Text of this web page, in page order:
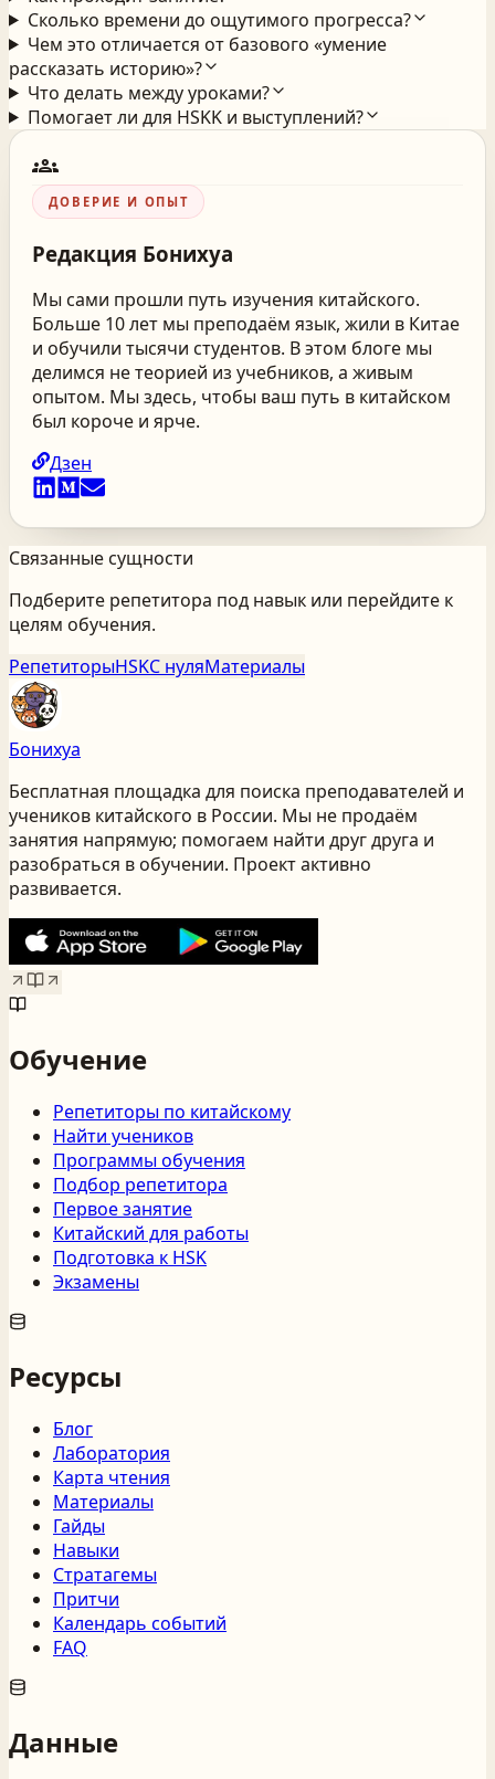
Сколько времени до ощутимого прогресса?
Чем это отличается от базового «умение
рассказать историю»?
Что делать между уроками?
Помогает ли для HSKK и выступлений?
groups
ДОВЕРИЕ И ОПЫТ
Редакция Бонихуа
Мы сами прошли путь изучения китайского.
Больше 10 лет мы преподаём язык, жили в Китае
и обучили тысячи студентов. В этом блоге мы
делимся не теорией из учебников, а живым
опытом. Мы здесь, чтобы ваш путь в китайском
был короче и ярче.
Дзен
Связанные сущности
Подберите репетитора под навык или перейдите к
целям обучения.
РепетиторыHSKС нуляМатериалы
Бонихуа
Бесплатная площадка для поиска преподавателей и
учеников китайского в России. Мы не продаём
занятия напрямую; помогаем найти друг друга и
разобраться в обучении. Проект активно
развивается.
Обучение
Репетиторы по китайскому
Найти учеников
Программы обучения
Подбор репетитора
Первое занятие
Китайский для работы
Подготовка к HSK
Экзамены
Ресурсы
Блог
Лаборатория
Карта чтения
Материалы
Гайды
Навыки
Стратагемы
Притчи
Календарь событий
FAQ
Данные